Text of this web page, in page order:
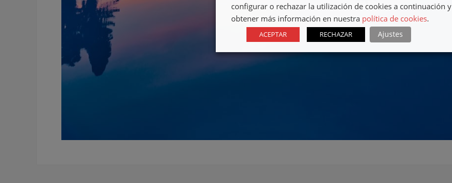
configurar o rechazar la utilización de cookies a continuación y
obtener más información en nuestra política de cookies.
ACEPTAR RECHAZAR Ajustes